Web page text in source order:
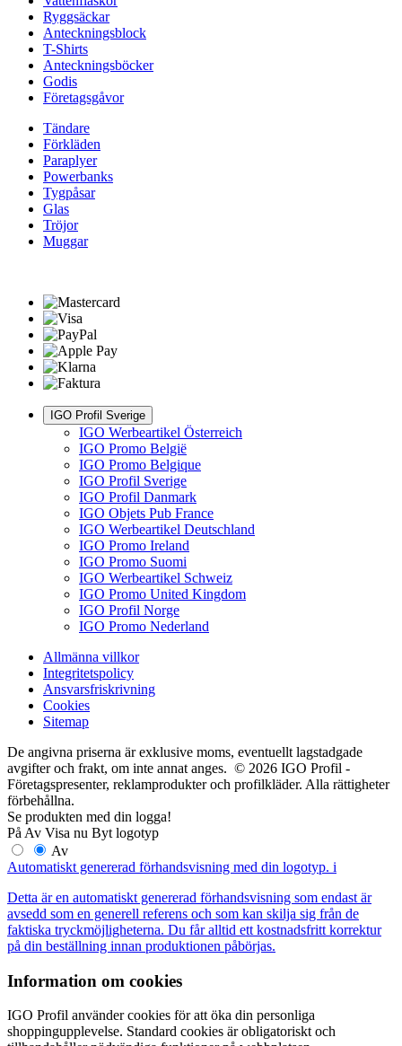
Ryggsäckar
Anteckningsblock
T-Shirts
Anteckningsböcker
Godis
Företagsgåvor
Tändare
Förkläden
Paraplyer
Powerbanks
Tygpåsar
Glas
Tröjor
Muggar
IGO Profil Sverige
IGO Werbeartikel Österreich
IGO Promo België
IGO Promo Belgique
IGO Profil Sverige
IGO Profil Danmark
IGO Objets Pub France
IGO Werbeartikel Deutschland
IGO Promo Ireland
IGO Promo Suomi
IGO Werbeartikel Schweiz
IGO Promo United Kingdom
IGO Profil Norge
IGO Promo Nederland
Allmänna villkor
Integritetspolicy
Ansvarsfriskrivning
Cookies
Sitemap
De angivna priserna är exklusive moms, eventuellt lagstadgade
avgifter och frakt, om inte annat anges. © 2026 IGO Profil -
Företagspresenter, reklamprodukter och profilkläder. Alla rättigheter
förbehållna.
Se produkten med din logga!
På Av Visa nu Byt logotyp
Av
Automatiskt genererad förhandsvisning med din logotyp. i
Detta är en automatiskt genererad förhandsvisning som endast är
avsedd som en generell referens och som kan skilja sig från de
faktiska tryckmöjligheterna. Du får alltid ett kostnadsfritt korrektur
på din beställning innan produktionen påbörjas.
Information om cookies
IGO Profil använder cookies för att öka din personliga
shoppingupplevelse. Standard cookies är obligatoriskt och